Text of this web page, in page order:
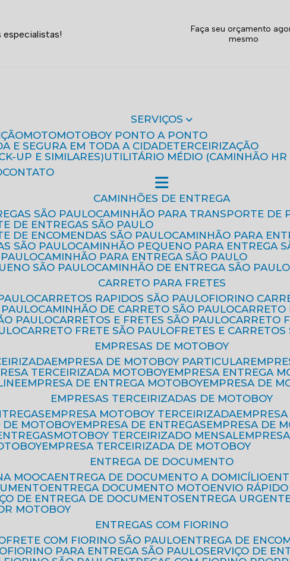
Faça seu orçamento
mesmo
SERVIÇOS
MOTO
MOTOBOY PONTO A PONTO
E SEGURA EM TODA A CIDADE
TERCEIRIZAÇÃO
UP E SIMILARES)
UTILITÁRIO MÉDIO (CAMINHÃO HR
CONTATO
CAMINHÕES DE ENTREGA
SÃO PAULO
CAMINHÃO PARA TRANSPORTE DE
DE ENTREGAS SÃO PAULO
DE ENCOMENDAS SÃO PAULO
CAMINHÃO PARA
SÃO PAULO
CAMINHÃO PEQUENO PARA ENTREGA
CAMINHÃO PARA ENTREGA SÃO PAULO
SÃO PAULO
CAMINHÃO DE ENTREGA SÃO PAULO
CARRETO PARA FRETES
CARRETOS RAPIDOS SÃO PAULO
FIORINO
PAULO
CAMINHÃO DE CARRETO SÃO PAULO
PAULO
CARRETOS E FRETES SÃO PAULO
CARRETO
CARRETO FRETE SÃO PAULO
FRETES E
EMPRESAS DE MOTOBOY
EMPRESA DE MOTOBOY PARTICULAR
TERCEIRIZADA MOTOBOY
EMPRESA ENTREGA
EMPRESA DE ENTREGA MOTOBOY EMPRESA DE
EMPRESAS TERCEIRIZADAS DE MOTOBOY
EMPRESA MOTOBOY TERCEIRIZADA
DE MOTOBOY
EMPRESA DE ENTREGAS
EMPRESA DE
MOTOBOY TERCEIRIZADO MENSAL
EMPRESA TERCEIRIZADA DE MOTOBOY
ENTREGA DE DOCUMENTO
MOOCA
ENTREGA DE DOCUMENTO A DOMICÍLIO
ENTREGA DOCUMENTO MOTO
ENVIO
DE ENTREGA DE DOCUMENTOS
ENTREGA
MOTOBOY
ENTREGAS COM FIORINO
FRETE COM FIORINO SÃO PAULO
ENTREGA DE
FIORINO PARA ENTREGA SÃO PAULO
SERVIÇO DE